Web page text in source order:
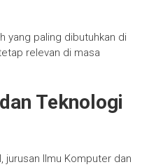
yang paling dibutuhkan di
relevan di masa
Teknologi
jurusan Ilmu Komputer dan